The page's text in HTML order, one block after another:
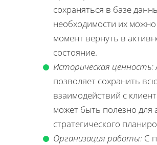
сохраняться в базе
необходимости их
момент вернуть в
состояние.
Историческая ценность:
позволяет сохранить
взаимодействий с
может быть полезно для
стратегического
Организация работы: С